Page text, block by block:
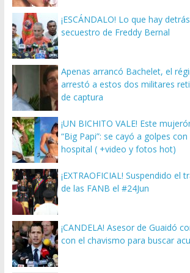
¡ESCÁNDALO! Lo que hay
secuestro de Freddy Bernal
Apenas arrancó Bachelet, el
arrestó a estos dos militares
de captura
¡UN BICHITO VALE! Este
“Big Papi”: se cayó a golpes con
hospital ( +video y fotos hot)
¡EXTRAOFICIAL! Suspendido el
de las FANB el #24Jun
¡CANDELA! Asesor de Guaidó
con el chavismo para buscar